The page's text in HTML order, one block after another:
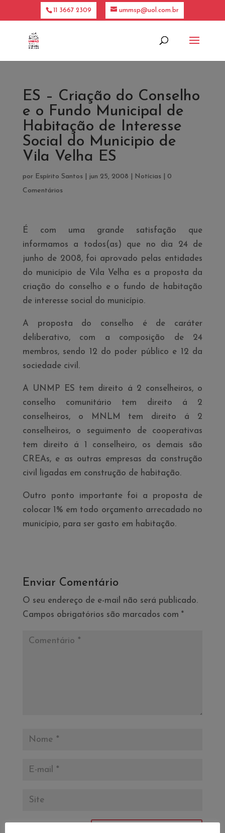
11 3667 2309 ummsp@uol.com.br
ES – Criação do Conselho
e o Fundo Municipal de
Habitação de Interesse
Social do Municipio de
Vila Velha ES
por Espí­rito Santos| jun 25, 2008 Notícias| 0
Comentários
É com uma grande satisfação que
informamos a todos(as) que no dia 24 de
junho de 2008, foi aprovado pelas entidades
do municí­pio de Vila Velha es a proposta da
criação do conselho e o fundo de habitação
de interesse social do municí­pio.
A proposta do conselho é de caráter
deliberativo, com a composição de 24
membros, sendo 12 do poder público e 12 da
sociedade civil.
A UNMP ES tem direito á 2 conselheiros, o
conselho comunitário tem direito á 2
conselheiros, o MNLM tem direito á 2
conselheiros, o seguimento de cooperativas
tem direito á 1 conselheiro, os demais são
CREAs, e as outras empresas da construção
civil ligadas em construção de habitação.
Outro ponto importante foi a proposta de
colocar 1% em todo orçamento arrecadado no
municí­pio, para ser gasto em habitação.
Enviar Comentário
O seu endereço de e-mail não será publicado.
Campos obrigatórios são marcados com *